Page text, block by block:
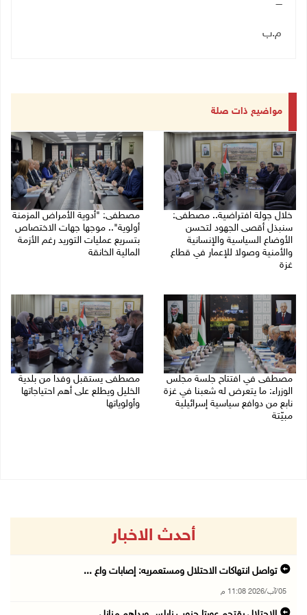
م.ب
مواضيع ذات صلة
خلال جولة افتراضية.. مصطفى:
سنبذل أقصى الجهود لتحسن
الأوضاع السياسية والإنسانية
والأمنية وصولا للإعمار في قطاع
غزة
مصطفى: "أدوية الأمراض المزمنة
أولوية".. موجها جهات الاختصاص
بتسريع عمليات التوريد رغم الأزمة
المالية الخانقة
مصطفى في افتتاح جلسة مجلس
الوزراء: ما يتعرض له شعبنا في غزة
نابع من دوافع سياسية إسرائيلية
مبيّتة
مصطفى يستقبل وفدا من بلدية
الخليل ويطلع على أهم احتياجاتها
وأولوياتها
أحدث الاخبار
تواصل انتهاكات الاحتلال ومستعمريه: إصابات واع ...
05/آب/2026 11:08 م